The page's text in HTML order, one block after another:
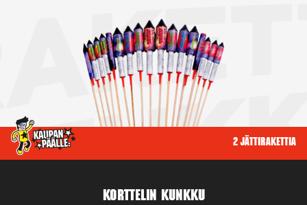
2 jättirakettia
Korttelin kunkku